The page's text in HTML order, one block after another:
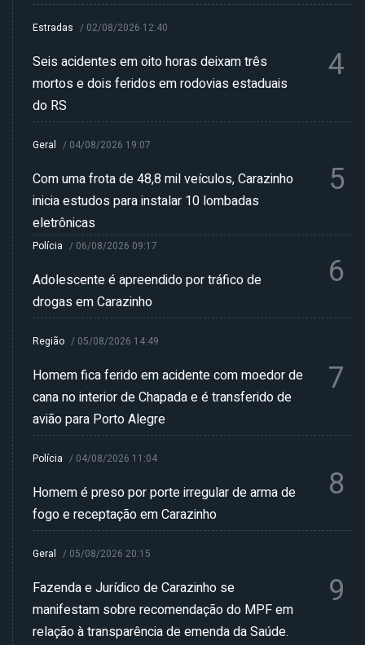
Estradas / 02/08/2026 12:40
Seis acidentes em oito horas deixam três
mortos e dois feridos em rodovias estaduais
do RS
4
Geral / 04/08/2026 19:07
Com uma frota de 48,8 mil veículos, Carazinho
inicia estudos para instalar 10 lombadas
eletrônicas
5
Polícia / 06/08/2026 09:17
Adolescente é apreendido por tráfico de
drogas em Carazinho
6
Região / 05/08/2026 14:49
Homem fica ferido em acidente com moedor de
cana no interior de Chapada e é transferido de
avião para Porto Alegre
7
Polícia / 04/08/2026 11:04
Homem é preso por porte irregular de arma de
fogo e receptação em Carazinho
8
Geral / 05/08/2026 20:15
Fazenda e Jurídico de Carazinho se
manifestam sobre recomendação do MPF em
relação à transparência de emenda da Saúde.
9